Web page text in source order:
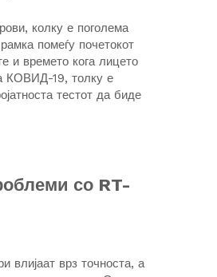
колку е поголема
помеѓу почетокот
и времето кога лицето
КОВИД-19, толку е
тестот да биде
со RT-
влијаат врз точноста, а